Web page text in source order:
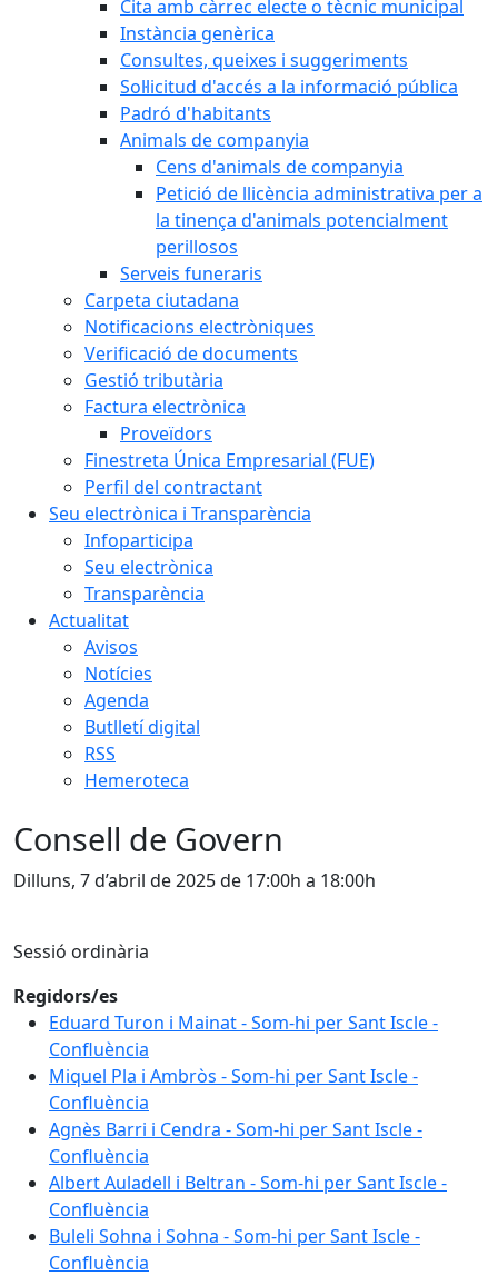
Cita amb càrrec electe o tècnic municipal
Instància genèrica
Consultes, queixes i suggeriments
Sol·licitud d'accés a la informació pública
Padró d'habitants
Animals de companyia
Cens d'animals de companyia
Petició de llicència administrativa per a
la tinença d'animals potencialment
perillosos
Serveis funeraris
Carpeta ciutadana
Notificacions electròniques
Verificació de documents
Gestió tributària
Factura electrònica
Proveïdors
Finestreta Única Empresarial (FUE)
Perfil del contractant
Seu electrònica i Transparència
Infoparticipa
Seu electrònica
Transparència
Actualitat
Avisos
Notícies
Agenda
Butlletí digital
RSS
Hemeroteca
Consell de Govern
Dilluns, 7 d’abril de 2025 de 17:00h a 18:00h
Sessió ordinària
Regidors/es
Eduard Turon i Mainat - Som-hi per Sant Iscle -
Confluència
Miquel Pla i Ambròs - Som-hi per Sant Iscle -
Confluència
Agnès Barri i Cendra - Som-hi per Sant Iscle -
Confluència
Albert Auladell i Beltran - Som-hi per Sant Iscle -
Confluència
Buleli Sohna i Sohna - Som-hi per Sant Iscle -
Confluència